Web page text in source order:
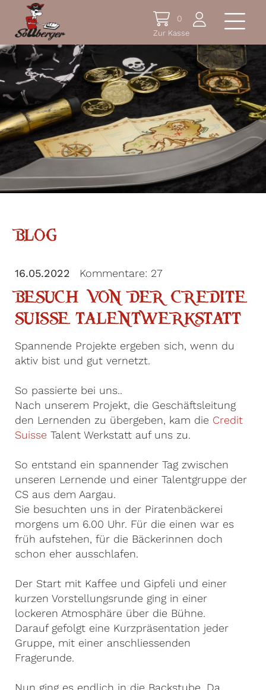
0
Zur Kasse
BLOG
16.05.2022 Kommentare: 27
BESUCH VON DER CREDITE
SUISSE TALENTWERKSTATT
Spannende Projekte ergeben sich, wenn du
aktiv bist und gut vernetzt.
So passierte bei uns..
Nach unserem Projekt, die Geschäftsleitung
den Lernenden zu übergeben, kam die Credit
Suisse Talent Werkstatt auf uns zu.
So entstand ein spannender Tag zwischen
unseren Lernende und einer Talentgruppe der
CS aus dem Aargau.
Sie besuchten uns in der Piratenbäckerei
morgens um 6.00 Uhr. Für die einen war es
früh aufstehen, für die Bäckerinnen doch
schon eher ausschlafen.
Der Start mit Kaffee und Gipfeli und einer
kurzen Vorstellungsrunde ging in einer
lockeren Atmosphäre über die Bühne.
Darauf gefolgt eine Kurzpräsentation jeder
Gruppe, mit einer anschliessenden
Fragerunde.
Nun ging es endlich in die Backstube. Da